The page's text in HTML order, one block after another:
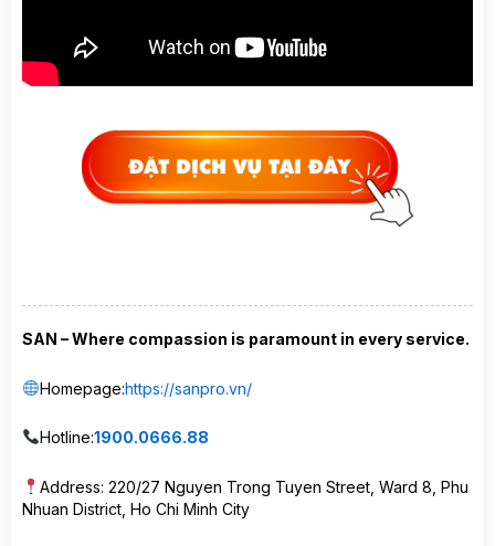
SAN – Where compassion is paramount in every service.
Homepage:https://sanpro.vn/
Hotline:1900.0666.88
Address: 220/27 Nguyen Trong Tuyen Street, Ward 8, Phu
Nhuan District, Ho Chi Minh City